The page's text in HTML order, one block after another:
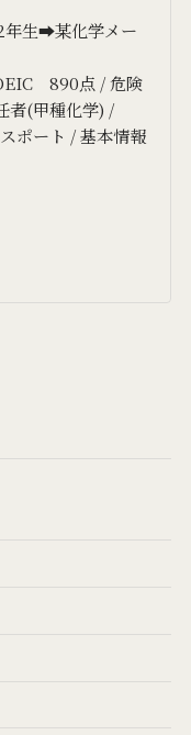
年生➡某化学メー
890点 / 危険
者(甲種化学) /
ポート / 基本情報